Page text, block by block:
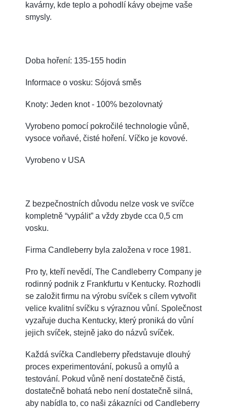
kavárny, kde teplo a pohodlí kávy obejme vaše
smysly.
Doba hoření: 135-155 hodin
Informace o vosku: Sójová směs
Knoty: Jeden knot - 100% bezolovnatý
Vyrobeno pomocí pokročilé technologie vůně,
vysoce voňavé, čisté hoření. Víčko je kovové.
Vyrobeno v USA
Z bezpečnostních důvodu nelze vosk ve svíčce
kompletně “vypálit” a vždy zbyde cca 0,5 cm
vosku.
Firma Candleberry byla založena v roce 1981.
Pro ty, kteří nevědí, The Candleberry Company je
rodinný podnik z Frankfurtu v Kentucky. Rozhodli
se založit firmu na výrobu svíček s cílem vytvořit
velice kvalitní svíčku s výraznou vůní. Společnost
vyzařuje ducha Kentucky, který proniká do vůní
jejich svíček, stejně jako do názvů svíček.
Každá svíčka Candleberry představuje dlouhý
proces experimentování, pokusů a omylů a
testování. Pokud vůně není dostatečně čistá,
dostatečně bohatá nebo není dostatečně silná,
aby nabídla to, co naši zákazníci od Candleberry